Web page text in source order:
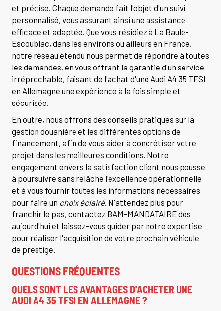
et précise. Chaque demande fait l'objet d'un suivi
personnalisé, vous assurant ainsi une assistance
efficace et adaptée. Que vous résidiez à La Baule-
Escoublac, dans les environs ou ailleurs en France,
notre réseau étendu nous permet de répondre à toutes
les demandes, en vous offrant la garantie d'un service
irréprochable, faisant de l'achat d'une Audi A4 35 TFSI
en Allemagne une expérience à la fois simple et
sécurisée.
En outre, nous offrons des conseils pratiques sur la
gestion douanière et les différentes options de
financement, afin de vous aider à concrétiser votre
projet dans les meilleures conditions. Notre
engagement envers la satisfaction client nous pousse
à poursuivre sans relâche l'excellence opérationnelle
et à vous fournir toutes les informations nécessaires
pour faire un choix éclairé. N'attendez plus pour
franchir le pas, contactez BAM-MANDATAIRE dès
aujourd'hui et laissez-vous guider par notre expertise
pour réaliser l'acquisition de votre prochain véhicule
de prestige.
QUESTIONS FRÉQUENTES
QUELS SONT LES AVANTAGES D'ACHETER UNE
AUDI A4 35 TFSI EN ALLEMAGNE?